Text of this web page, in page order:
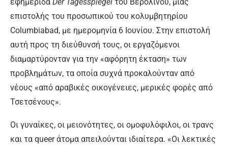
επιστολής του προσωπικού του κολυμβητηρίου
Columbiabad, με ημερομηνία 6 Ιουνίου. Στην επιστολή
αυτή προς τη διεύθυνσή τους, οι εργαζόμενοι
διαμαρτύρονταν για την «αφόρητη έκταση» των
προβλημάτων, τα οποία συχνά προκαλούνταν από
νέους «από αραβικές οικογένειες, μερικές φορές από
Τσετσένους».
Οι γυναίκες, οι μειονότητες, οι ομοφυλόφιλοι, οι τρανς
και τα queer άτομα απειλούνται ιδιαίτερα. «Οι λεκτικές